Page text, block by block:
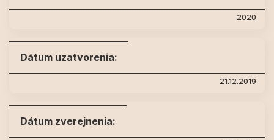
2020
Dátum uzatvorenia:
21.12.2019
Dátum zverejnenia: